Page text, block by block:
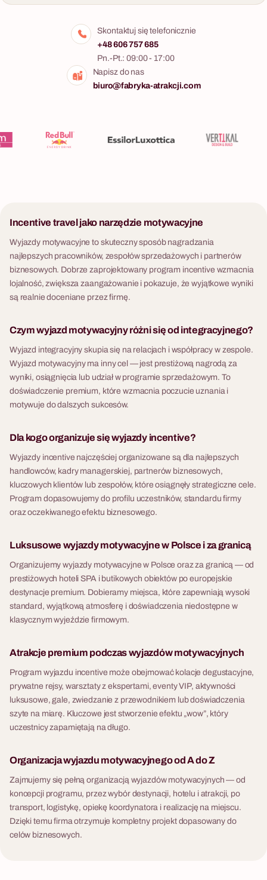
Skontaktuj się telefonicznie
+48 606 757 685
Pn.-Pt.: 09:00 - 17:00
Napisz do nas
biuro@fabryka-atrakcji.com
Incentive travel jako narzędzie motywacyjne
Wyjazdy motywacyjne to skuteczny sposób nagradzania
najlepszych pracowników, zespołów sprzedażowych i partnerów
biznesowych. Dobrze zaprojektowany program incentive wzmacnia
lojalność, zwiększa zaangażowanie i pokazuje, że wyjątkowe wyniki
są realnie doceniane przez firmę.
Czym wyjazd motywacyjny różni się od integracyjnego?
Wyjazd integracyjny skupia się na relacjach i współpracy w zespole.
Wyjazd motywacyjny ma inny cel — jest prestiżową nagrodą za
wyniki, osiągnięcia lub udział w programie sprzedażowym. To
doświadczenie premium, które wzmacnia poczucie uznania i
motywuje do dalszych sukcesów.
Dla kogo organizuje się wyjazdy incentive?
Wyjazdy incentive najczęściej organizowane są dla najlepszych
handlowców, kadry managerskiej, partnerów biznesowych,
kluczowych klientów lub zespołów, które osiągnęły strategiczne cele.
Program dopasowujemy do profilu uczestników, standardu firmy
oraz oczekiwanego efektu biznesowego.
Luksusowe wyjazdy motywacyjne w Polsce i za granicą
Organizujemy wyjazdy motywacyjne w Polsce oraz za granicą — od
prestiżowych hoteli SPA i butikowych obiektów po europejskie
destynacje premium. Dobieramy miejsca, które zapewniają wysoki
standard, wyjątkową atmosferę i doświadczenia niedostępne w
klasycznym wyjeździe firmowym.
Atrakcje premium podczas wyjazdów motywacyjnych
Program wyjazdu incentive może obejmować kolacje degustacyjne,
prywatne rejsy, warsztaty z ekspertami, eventy VIP, aktywności
luksusowe, gale, zwiedzanie z przewodnikiem lub doświadczenia
szyte na miarę. Kluczowe jest stworzenie efektu „wow”, który
uczestnicy zapamiętają na długo.
Organizacja wyjazdu motywacyjnego od A do Z
Zajmujemy się pełną organizacją wyjazdów motywacyjnych — od
koncepcji programu, przez wybór destynacji, hotelu i atrakcji, po
transport, logistykę, opiekę koordynatora i realizację na miejscu.
Dzięki temu firma otrzymuje kompletny projekt dopasowany do
celów biznesowych.